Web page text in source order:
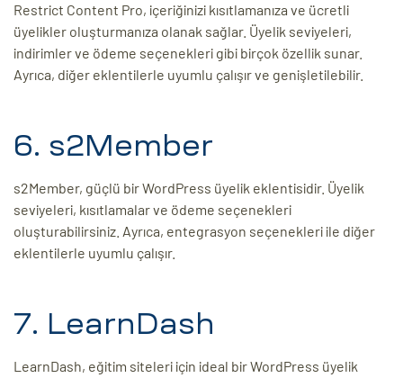
Restrict Content Pro, içeriğinizi kısıtlamanıza ve ücretli
üyelikler oluşturmanıza olanak sağlar. Üyelik seviyeleri,
indirimler ve ödeme seçenekleri gibi birçok özellik sunar.
Ayrıca, diğer eklentilerle uyumlu çalışır ve genişletilebilir.
6. s2Member
s2Member, güçlü bir WordPress üyelik eklentisidir. Üyelik
seviyeleri, kısıtlamalar ve ödeme seçenekleri
oluşturabilirsiniz. Ayrıca, entegrasyon seçenekleri ile diğer
eklentilerle uyumlu çalışır.
7. LearnDash
LearnDash, eğitim siteleri için ideal bir WordPress üyelik